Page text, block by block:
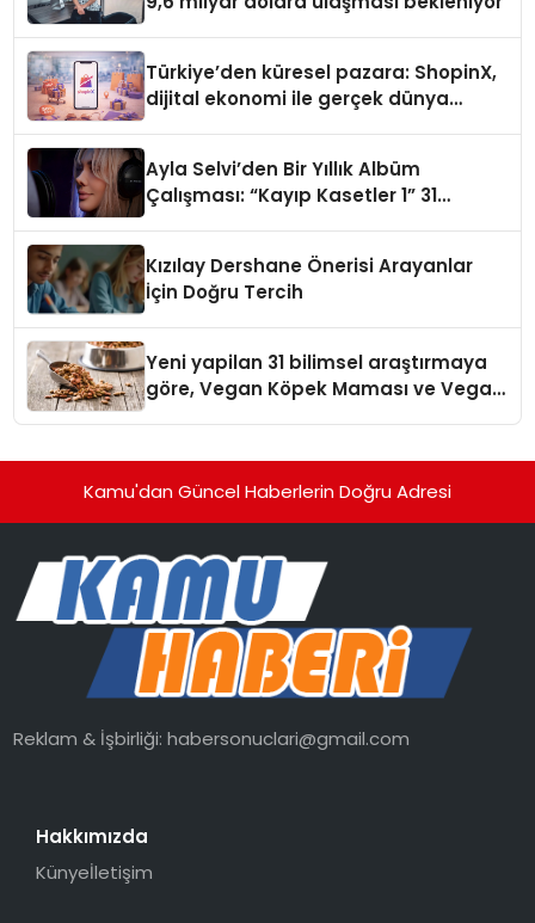
Türkiye’den küresel pazara: ShopinX,
dijital ekonomi ile gerçek dünya
Ayla Selvi’den Bir Yıllık Albüm
Çalışması: “Kayıp Kasetler 1” 31
Kızılay Dershane Önerisi Arayanlar
İçin Doğru Tercih
Yeni yapilan 31 bilimsel araştırmaya
göre, Vegan Köpek Maması ve Vegan
Kamu'dan Güncel Haberlerin Doğru Adresi
Reklam & İşbirliği:habersonuclari@gmail.com
Hakkımızda
Künyeİletişim